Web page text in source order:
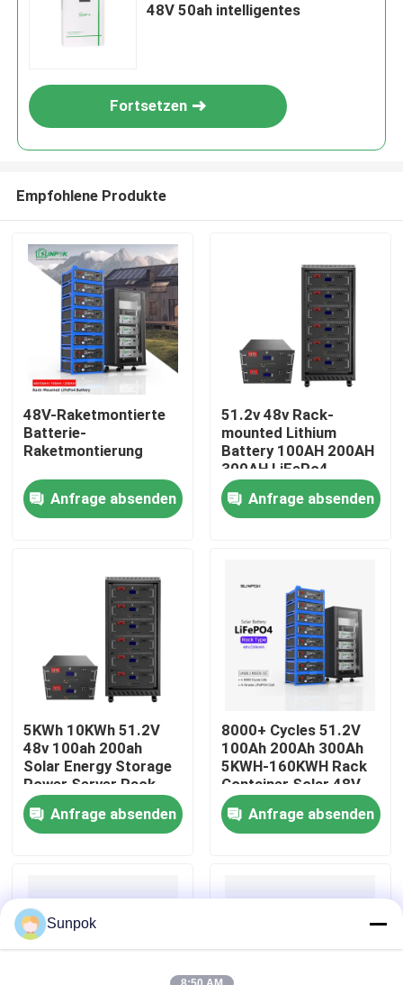
EINREICHUNGEN
Heim
Produkte
Werksbesichtigung
Qualitätskontrolle
Kontakt mit uns
Fälle
Bitte um ein Angebot
48V 50ah intelligentes
Fortsetzen
Empfohlene Produkte
48V-Raketmontierte
Batterie-
Raketmontierung
Anfrage absenden
51.2v 48v Rack-
mounted Lithium
Battery 100AH 200AH
300AH LiFePo4
Battery Energy
Storage Lithium
Battery
Anfrage absenden
5KWh 10KWh 51.2V
48v 100ah 200ah
Solar Energy Storage
Power Server Rack
LiFePO4 Battery Pack
for Home Energy
Storage
Anfrage absenden
8000+ Cycles 51.2V
100Ah 200Ah 300Ah
5KWH-160KWH Rack
Container Solar 48V
LiFePO4 Energy
Storage Battery
Anfrage absenden
Sunpok